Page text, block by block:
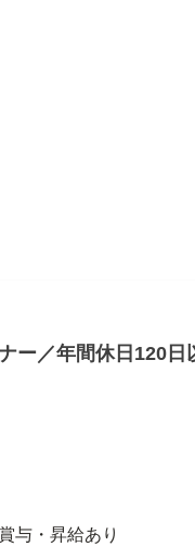
ー／年間休日120日
与・昇給あり